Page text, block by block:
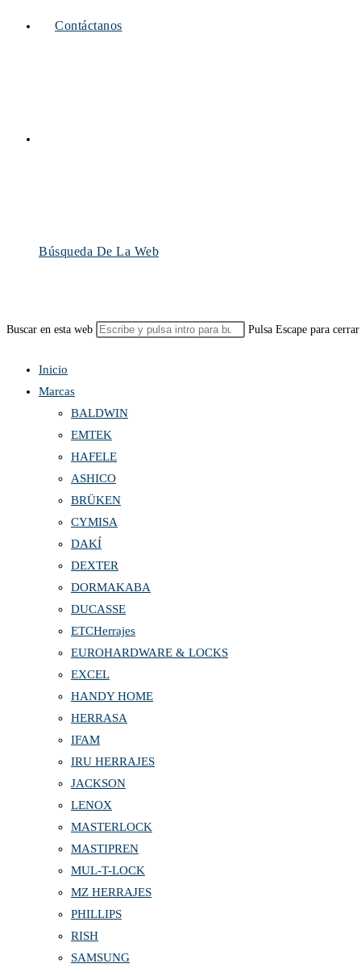
Contáctanos
Búsqueda De La Web
Buscar en esta web Pulsa Escape para
Inicio
Marcas
BALDWIN
EMTEK
HAFELE
ASHICO
BRÜKEN
CYMISA
DAKÍ
DEXTER
DORMAKABA
DUCASSE
ETCHerrajes
EUROHARDWARE & LOCKS
EXCEL
HANDY HOME
HERRASA
IFAM
IRU HERRAJES
JACKSON
LENOX
MASTERLOCK
MASTIPREN
MUL-T-LOCK
MZ HERRAJES
PHILLIPS
RISH
SAMSUNG